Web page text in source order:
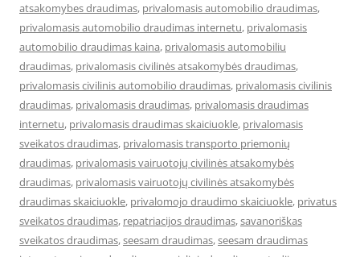
atsakomybes draudimas, privalomasis automobilio draudimas,
privalomasis automobilio draudimas internetu, privalomasis
automobilio draudimas kaina, privalomasis automobiliu
draudimas, privalomasis civilinės atsakomybės draudimas,
privalomasis civilinis automobilio draudimas, privalomasis civilinis
draudimas, privalomasis draudimas, privalomasis draudimas
internetu, privalomasis draudimas skaiciuokle, privalomasis
sveikatos draudimas, privalomasis transporto priemonių
draudimas, privalomasis vairuotojų civilinės atsakomybės
draudimas, privalomasis vairuotojų civilinės atsakomybės
draudimas skaiciuokle, privalomojo draudimo skaiciuokle, privatus
sveikatos draudimas, repatriacijos draudimas,savanoriškas
sveikatos draudimas,seesam draudimas,seesam draudimas